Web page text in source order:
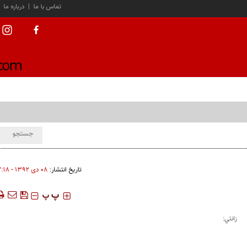
درباره ما | تماس با ما
تاریخ انتشار: ۰۸ دی ۱۳۹۲ - ۱۳:۱۸
‍‍‍ پ پ
زانتي: